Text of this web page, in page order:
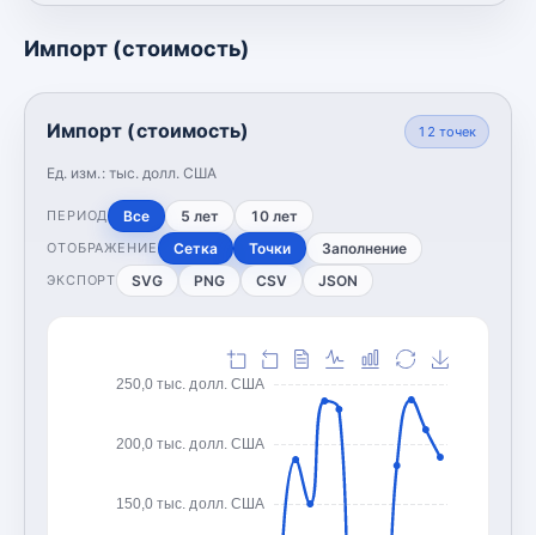
Импорт (стоимость)
Импорт (стоимость)
Ед. изм.: тыс. долл. США
12 точек
ПЕРИОД Все 5 лет 10 лет
ОТОБРАЖЕНИЕ Сетка Точки Заполнение
ЭКСПОРТ SVG PNG CSV JSON
150,0 тыс. долл. США
200,0 тыс. долл. США
250,0 тыс. долл. США